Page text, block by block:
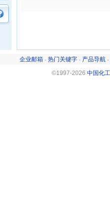
企业邮箱 - 热门关键字 - 产品导航 -
©1997-2026 中国化